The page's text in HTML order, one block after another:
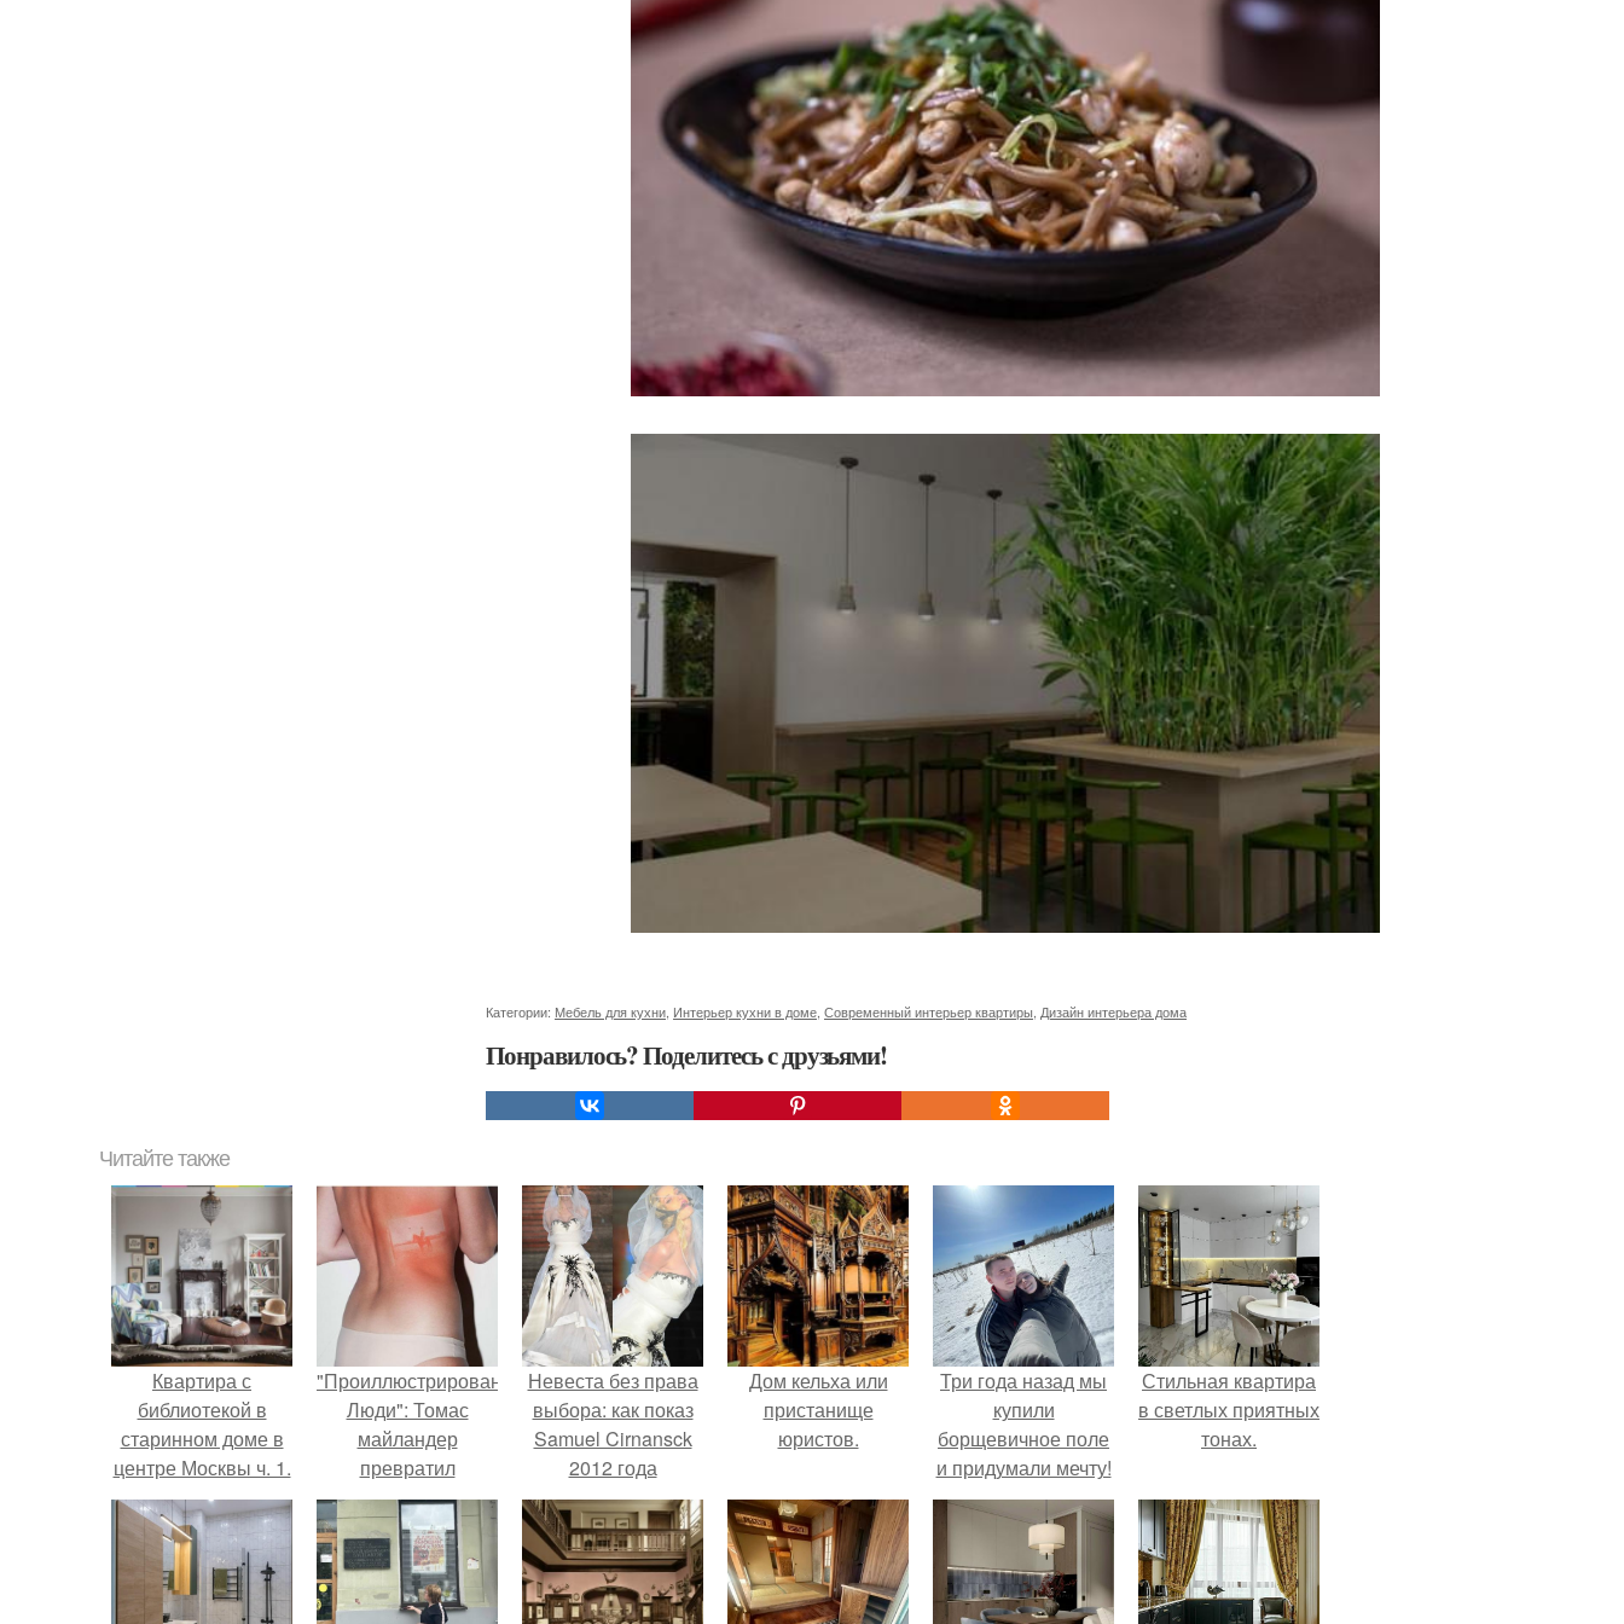
Категории: Мебель для кухни Интерьер кухни в доме Современный интерьер квартиры Дизайн интерьера дома
Понравилось? Поделитесь с друзьями!
Читайте также
Квартира с
библиотекой в
старинном доме в
центре Москвы ч. 1.
"Проиллюстрированные
Люди": Томас
майландер
превратил
солнечные ожоги в
арт - объект.
Невеста без права
выбора: как показ
Samuel Cirnansck
2012 года
превратил подиум
в манифест против
принуждения.
Дом кельха или
пристанище
юристов.
Три года назад мы
купили
борщевичное поле
и придумали мечту!
Стильная квартира
в светлых приятных
тонах.